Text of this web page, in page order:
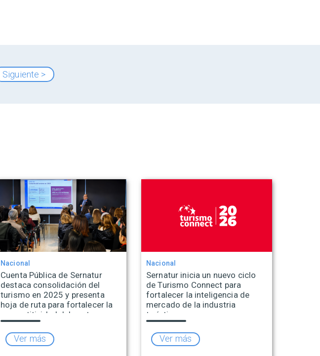
Siguiente >
Nacional
Cuenta Pública de Sernatur
destaca consolidación del
turismo en 2025 y presenta
hoja de ruta para fortalecer la
competitividad del sector
Ver más
Nacional
Sernatur inicia un nuevo ciclo
de Turismo Connect para
fortalecer la inteligencia de
mercado de la industria
turística
Ver más